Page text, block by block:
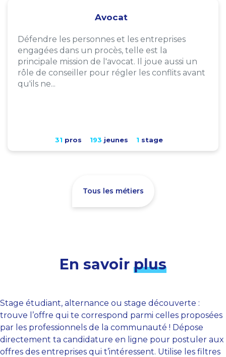
Avocat
Défendre les personnes et les entreprises
engagées dans un procès, telle est la
principale mission de l'avocat. Il joue aussi un
rôle de conseiller pour régler les conflits avant
qu'ils ne...
31 pros 193 jeunes 1 stage
Tous les métiers
En savoir plus
Stage étudiant, alternance ou stage découverte :
trouve l’offre qui te correspond parmi celles proposées
par les professionnels de la communauté ! Dépose
directement ta candidature en ligne pour postuler aux
offres des entreprises qui t’intéressent. Utilise les filtres